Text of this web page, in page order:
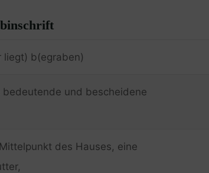
liegt) b(egraben)
bedeutende und bescheidene
des Hauses, eine